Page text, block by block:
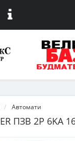
Автомати
ПЗВ 2P 6KA